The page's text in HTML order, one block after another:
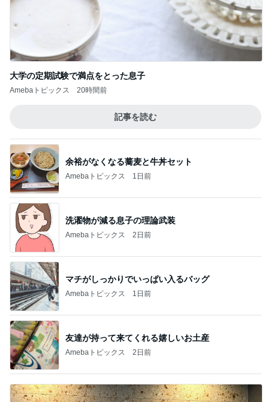
大学の定期試験で満点をとった息子
Amebaトピックス 20時間前
記事を読む
余裕がなくなる蕎麦と牛丼セット
Amebaトピックス 1日前
洗濯物が減る息子の理論武装
Amebaトピックス 2日前
マチがしっかりでいっぱい入るバッグ
Amebaトピックス 1日前
友達が持って来てくれる嬉しいお土産
Amebaトピックス 2日前